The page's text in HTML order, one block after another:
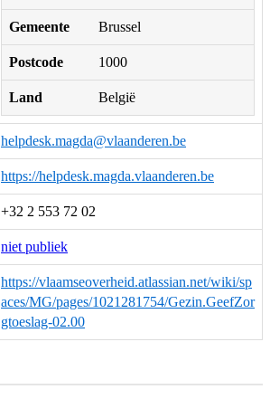
Gemeente Brussel
Postcode 1000
Land België
helpdesk.magda@vlaanderen.be
https://helpdesk.magda.vlaanderen.be
+32 2 553 72 02
niet publiek
https://vlaamseoverheid.atlassian.net/wiki/sp
aces/MG/pages/1021281754/Gezin.GeefZor
gtoeslag-02.00